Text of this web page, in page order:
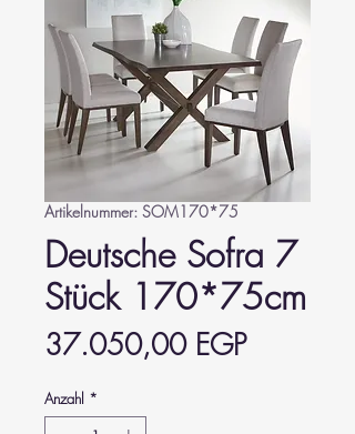
Artikelnummer: SOM170*75
Deutsche Sofra 7
Stück 170*75cm
37.050,00 EGPPreis
Anzahl *